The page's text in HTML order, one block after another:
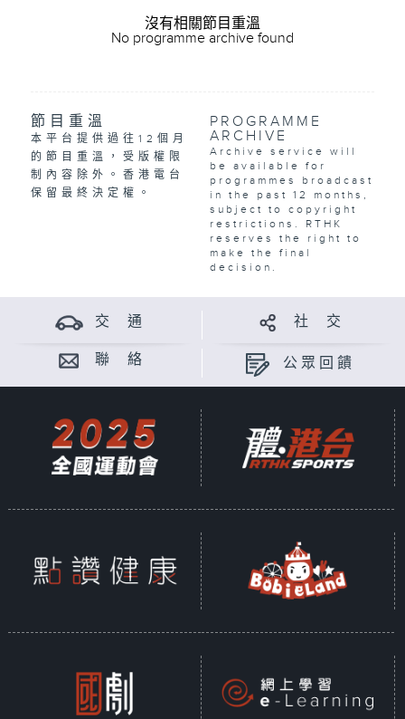
沒有相關節目重溫
No programme archive found
節目重溫
本平台提供過往12個月
的節目重溫，受版權限
制內容除外。香港電台
保留最終決定權。
PROGRAMME
ARCHIVE
Archive service will
be available for
programmes broadcast
in the past 12 months,
subject to copyright
restrictions. RTHK
reserves the right to
make the final
decision.
交 通 社 交
聯 絡 公眾回饋